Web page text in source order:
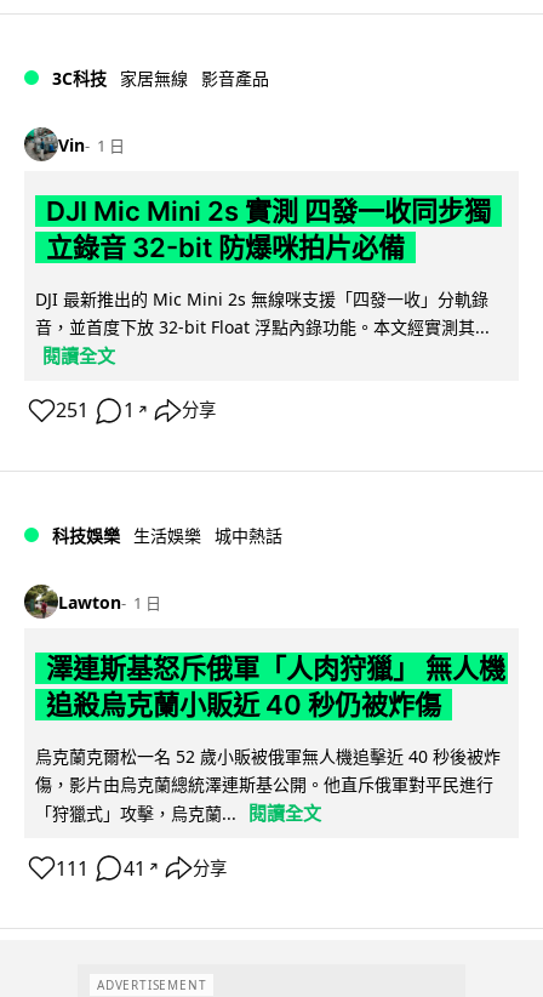
3C科技 家居無線 影音產品
Vin 1 日
DJI Mic Mini 2s 實測 四發一收同步獨
立錄音 32-bit 防爆咪拍片必備
DJI 最新推出的 Mic Mini 2s 無線咪支援「四發一收」分軌錄
音，並首度下放 32-bit Float 浮點內錄功能。本文經實測其...
閱讀全文
251 1 ↗ 分享
科技娛樂 生活娛樂 城中熱話
Lawton 1 日
澤連斯基怒斥俄軍「人肉狩獵」 無人機
追殺烏克蘭小販近 40 秒仍被炸傷
烏克蘭克爾松一名 52 歲小販被俄軍無人機追擊近 40 秒後被炸
傷，影片由烏克蘭總統澤連斯基公開。他直斥俄軍對平民進行
「狩獵式」攻擊，烏克蘭...
閱讀全文
111 41 ↗ 分享
ADVERTISEMENT